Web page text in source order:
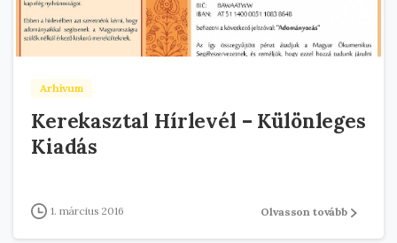
Arhivum
Kerekasztal Hírlevél – Különleges
Kiadás
1. március 2016 Olvasson tovább